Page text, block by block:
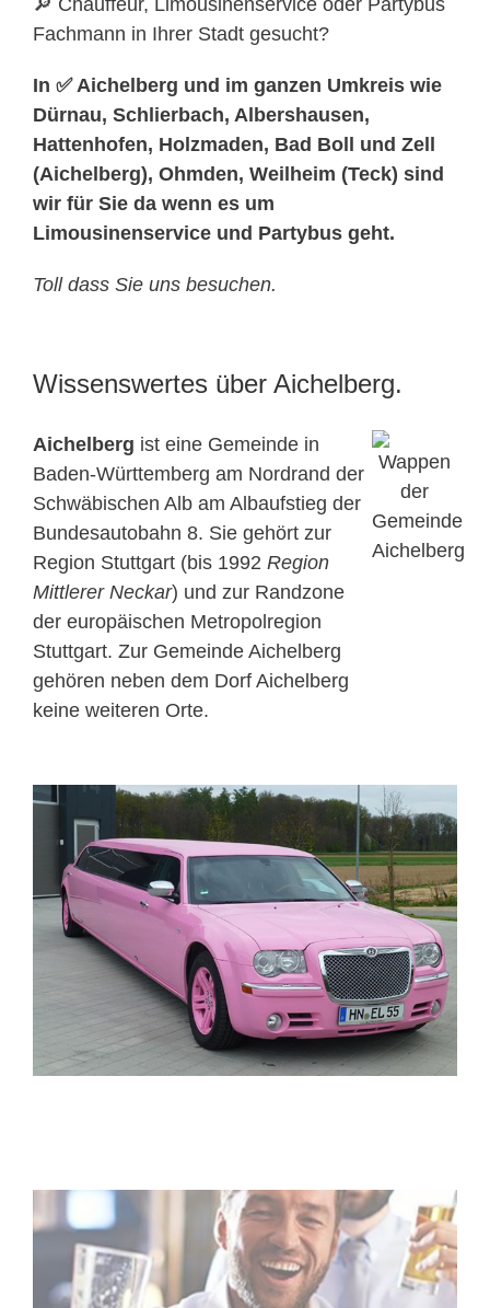
🔎 Chauffeur, Limousinenservice oder Partybus
Fachmann in Ihrer Stadt gesucht?
In ✅ Aichelberg und im ganzen Umkreis wie
Dürnau, Schlierbach, Albershausen,
Hattenhofen, Holzmaden, Bad Boll und Zell
(Aichelberg), Ohmden, Weilheim (Teck) sind
wir für Sie da wenn es um
Limousinenservice und Partybus geht.
Toll dass Sie uns besuchen.
Wissenswertes über Aichelberg.
Aichelberg ist eine Gemeinde in
Baden-Württemberg am Nordrand der
Schwäbischen Alb am Albaufstieg der
Bundesautobahn 8. Sie gehört zur
Region Stuttgart (bis 1992 Region
Mittlerer Neckar) und zur Randzone
der europäischen Metropolregion
Stuttgart. Zur Gemeinde Aichelberg
gehören neben dem Dorf Aichelberg
keine weiteren Orte.